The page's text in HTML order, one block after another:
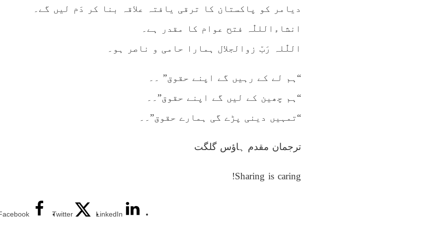
دیامر کو پاکستان کا ترقی یافتہ علاقہ بنا کر دَم لیں گے۔
انشاءالللّٰہ فتح عوام کا مقدر ہے۔
اللّٰلہ رَبّ زوالجلال ہمارا حامی و ناصر ہو۔
“ہم لے کے رہیں گے اپنے حقوق” ۔۔
“ہم چھین کے لیں گے اپنے حقوق”۔۔
“تمہیں دینی پڑے گی ہمارے حقوق”۔۔
ترجمان مقدم ہاؤس گلگت
Sharing is caring!
Twitter LinkedIn